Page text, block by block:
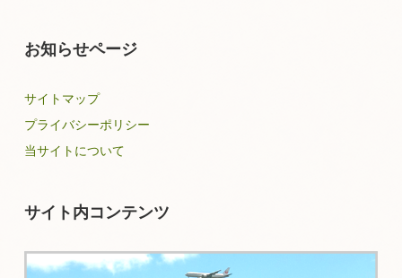
お知らせページ
サイトマップ
プライバシーポリシー
当サイトについて
サイト内コンテンツ